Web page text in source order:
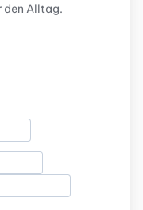
den Alltag.